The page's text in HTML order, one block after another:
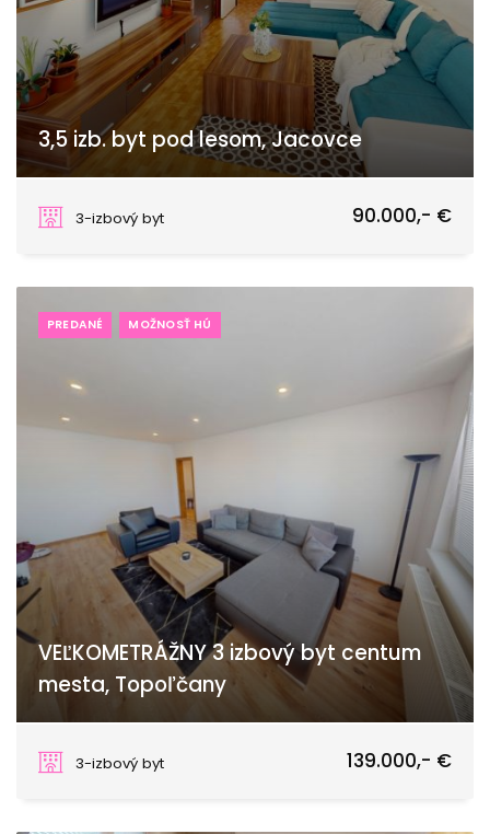
3,5 izb. byt pod lesom, Jacovce
3-izbový byt
90.000,- €
PREDANÉ MOŽNOSŤ HÚ
VEĽKOMETRÁŽNY 3 izbový byt centum
mesta, Topoľčany
3-izbový byt
139.000,- €